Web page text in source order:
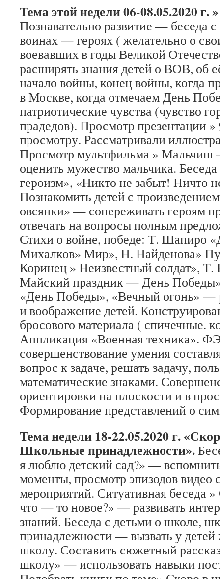
Тема этой недели 06-08.05.2020 г.
Познавательно развитие — беседа
воинах — героях ( желательно о
воевавших в годы Великой
расширять знания детей о ВОВ, об
начало войны, конец войны, когда
в Москве, когда отмечаем День
патриотические чувства (чувство
прадедов). Просмотр презентации
просмотру. Рассматривали
Просмотр мультфильма »
оценить мужество мальчика.
героизм», «Никто не забыт! Ничто
Познакомить детей с
овсянки» — сопереживать героям
отвечать на вопросы полным
Стихи о войне, победе: Т. Шапиро
Михалков» Мир», Н. Найденова»
Коринец » Неизвестный солдат», Т.
Майский праздник — День
«День Победы», «Вечный огонь» —
и воображение детей.
бросового материала ( спичечные.
Аппликация «Военная техника».
совершенствование умения
вопрос к задаче, решать задачу,
математические знаками.
ориентировки на плоскости и в
Формирование представлений о
Тема недели 18-22.05.2020 г.
Школьные принадлежности».
я люблю детский сад?» —
моменты, просмотр эпизодов видео
мероприятий. Ситуативная беседа
что — то новое?» — развивать
знаний. Беседа с детьми о школе,
принадлежности — вызвать у детей
школу. Составить сюжетный
школу» — использовать навыки